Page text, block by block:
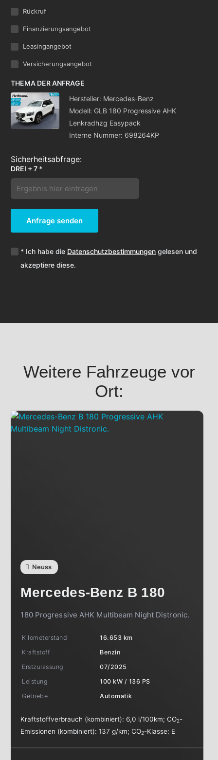
Rückruf
Finanzierungsangebot
Leasingangebot
Versicherungsangebot
THEMA DER ANFRAGE
Hersteller: Mercedes-Benz
Modell: GLB 180 Progressive AHK
Lenkradhzg Easypack
Interne Nummer: 698264KP
DREI + 7 *
Anfrage senden
* Ich habe die Datenschutzbestimmungen gelesen und
akzeptiere diese.
Weitere Fahrzeuge vor
Ort:
Neuss
Mercedes-Benz B 180
180 Progressive AHK Multibeam Night Distronic.
Kilometerstand
16.653 km
Kraftstoff
Benzin
Erstzulassung
07/2025
Leistung
100 kW / 136 PS
Getriebe
Automatik
Kraftstoffverbrauch (kombiniert): 6,0 l/100km;CO2-
Emissionen (kombiniert):137 g/km;CO2-Klasse: E